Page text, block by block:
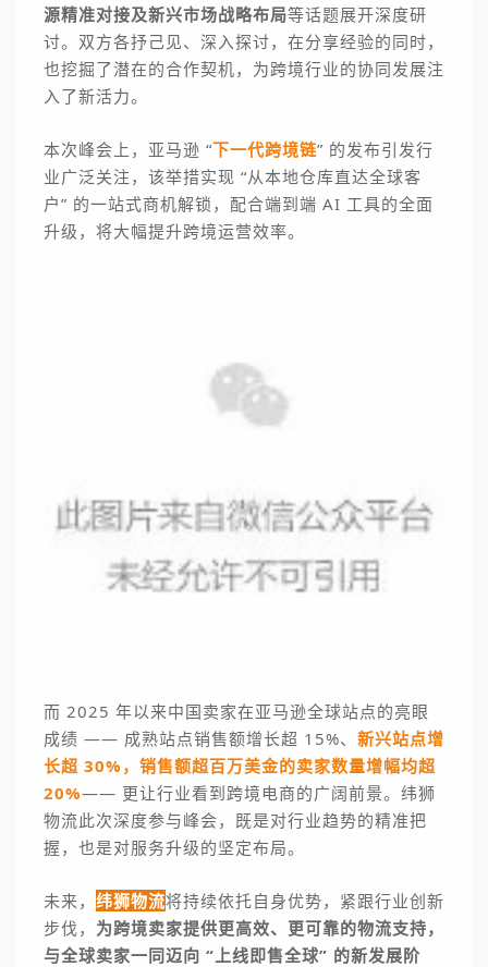
源精准对接及新兴市场战略布局等话题展开深度研
讨。 双方各抒己见、深入探讨，在分享经验的同时，
也挖掘了潜在的合作契机，为跨境行业的协同发展注
入了新活力。
本次峰会上，亚马逊 “下一代跨境链” 的发布引发行
业广泛关注，该举措实现 “从本地仓库直达全球客
户” 的一站式商机解锁，配合端到端 AI 工具的全面
升级，将大幅提升跨境运营效率。
而 2025 年以来中国卖家在亚马逊全球站点的亮眼
成绩 —— 成熟站点销售额增长超 15%、 新兴站点增
长超 30%，销售额超百万美金的卖家数量增幅均超
20%—— 更让行业看到跨境电商的广阔前景。纬狮
物流此次深度参与峰会，既是对行业趋势的精准把
握，也是对服务升级的坚定布局。
未来， 纬狮物流将持续依托自身优势，紧跟行业创新
步伐， 为跨境卖家提供更高效、更可靠的物流支持，
与全球卖家一同迈向 “上线即售全球” 的新发展阶